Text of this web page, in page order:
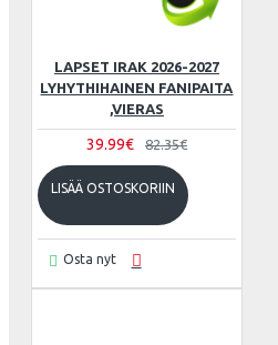
LAPSET IRAK 2026-2027
LYHYTHIHAINEN FANIPAITA
,VIERAS
39.99€ 82.35€
LISÄÄ OSTOSKORIIN
Osta nyt